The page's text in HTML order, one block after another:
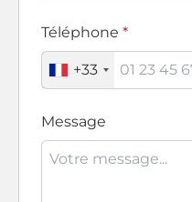
Téléphone
+33
Message